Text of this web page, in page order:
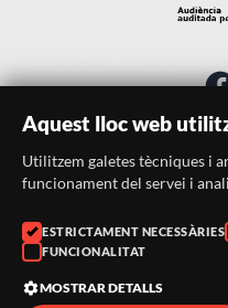
Telèfon:
Correu:
Aquest lloc web
Utilitzem galetes tècniques i
funcionament del servei i
ESTRICTAMENT NECESSÀRIES
FUNCIONALITAT
MOSTRAR DETALLS